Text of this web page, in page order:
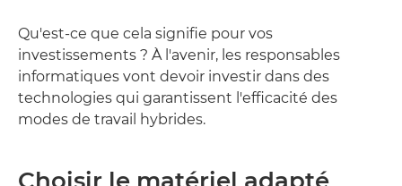
Qu'est-ce que cela signifie pour vos
investissements ? À l'avenir, les responsables
informatiques vont devoir investir dans des
technologies qui garantissent l'efficacité des
modes de travail hybrides.
Choisir le matériel adapté